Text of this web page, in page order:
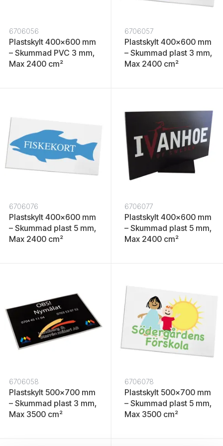
6706056
Plastskylt 400x600 mm
– Skummad PVC 3 mm,
Max 2400 cm²
6706057
Plastskylt 400x600 mm
– Skummad plast 3 mm,
Max 2400 cm²
6706076
Plastskylt 400x600 mm
– Skummad plast 5 mm,
Max 2400 cm²
6706077
Plastskylt 400x600 mm
– Skummad plast 5 mm,
Max 2400 cm²
6706058
Plastskylt 500x700 mm
– Skummad plast 3 mm,
Max 3500 cm²
6706078
Plastskylt 500x700 mm
– Skummad plast 5 mm,
Max 3500 cm²